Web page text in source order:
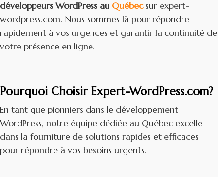
développeurs WordPress au Québecsur expert-
wordpress.com. Nous sommes là pour répondre
rapidement à vos urgences et garantir la continuité de
votre présence en ligne.
Pourquoi Choisir Expert-WordPress.com?
En tant que pionniers dans le développement
WordPress, notre équipe dédiée au Québec excelle
dans la fourniture de solutions rapides et efficaces
pour répondre à vos besoins urgents.